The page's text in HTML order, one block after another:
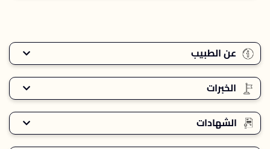
عن الطبيب
الخبرات
الشهادات